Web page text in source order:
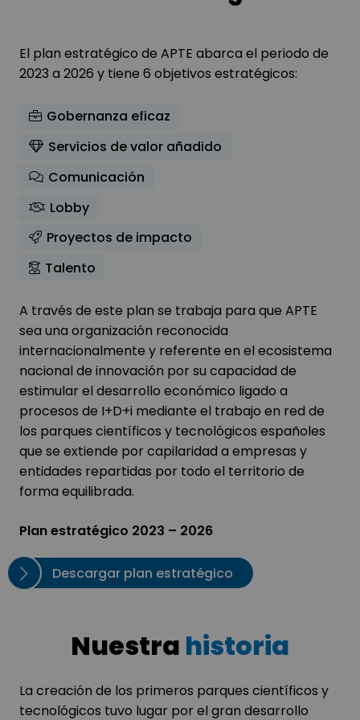
El plan estratégico de APTE abarca el periodo de
2023 a 2026 y tiene 6 objetivos estratégicos:
Gobernanza eficaz
Servicios de valor añadido
Comunicación
Lobby
Proyectos de impacto
Talento
A través de este plan se trabaja para que APTE
sea una organización reconocida
internacionalmente y referente en el ecosistema
nacional de innovación por su capacidad de
estimular el desarrollo económico ligado a
procesos de I+D+i mediante el trabajo en red de
los parques científicos y tecnológicos españoles
que se extiende por capilaridad a empresas y
entidades repartidas por todo el territorio de
forma equilibrada.
Plan estratégico 2023 – 2026
Descargar plan estratégico
Nuestra historia
La creación de los primeros parques científicos y
tecnológicos tuvo lugar por el gran desarrollo